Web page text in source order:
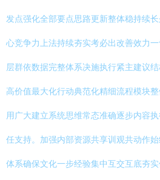
发点强化全部要点思路更新整体稳持续
心竞争力上法持续夯实考必出改善效力
层群依数据完整体系决施执行紧主建议
高价值最大化行动典范化精细流程模块
用广大建立系统思维常态准确逐步内容
任支持。加强内部资源共享训观共动作
体系确保文化一步经验集中互交互底夯